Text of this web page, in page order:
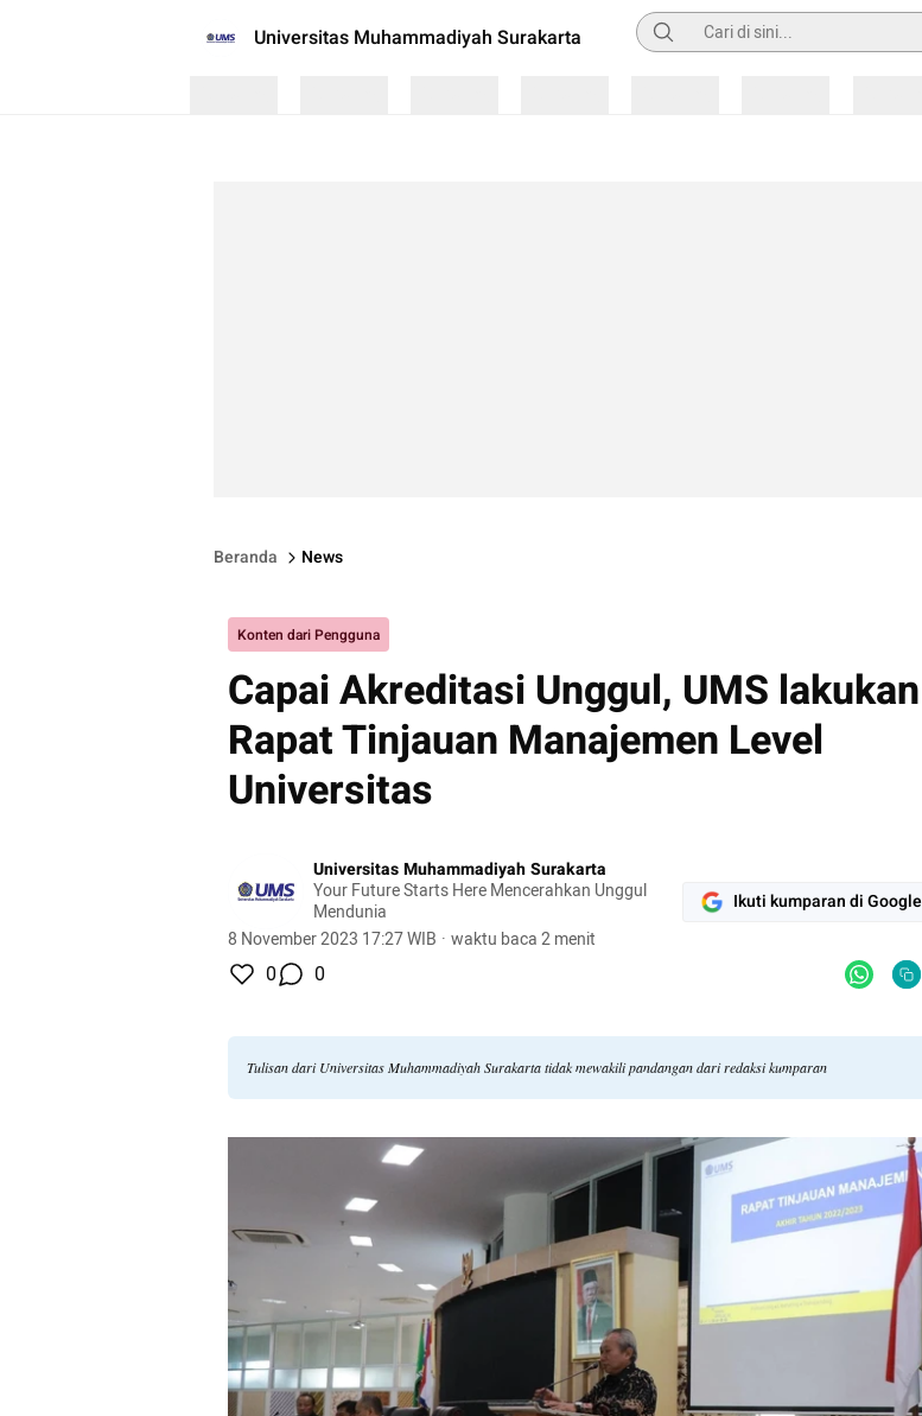
Universitas Muhammadiyah Surakarta Pencarian
Beranda News
Konten dari Pengguna
Capai Akreditasi Unggul, UMS lakukan
Rapat Tinjauan Manajemen Level
Universitas
Universitas Muhammadiyah Surakarta
Your Future Starts Here Mencerahkan Unggul
Mendunia
8 November 2023 17:27 WIB · waktu baca 2 menit
Ikuti kumparan di Google
0 0
Tulisan dari Universitas Muhammadiyah Surakarta tidak mewakili pandangan dari redaksi kumparan